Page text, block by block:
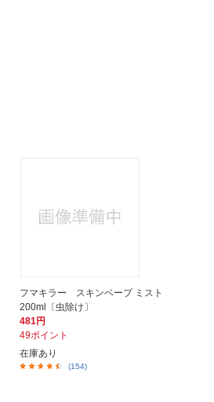
フマキラー スキンベープ ミスト
200ml〔虫除け〕
481円
49ポイント
在庫あり
(154)